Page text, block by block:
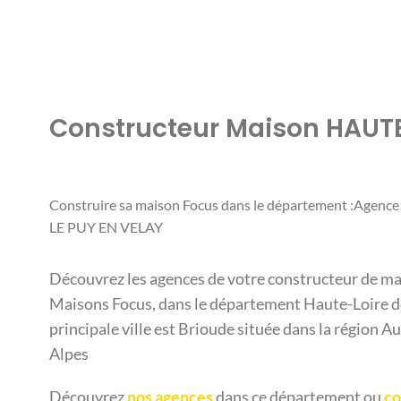
Constructeur Maison
Construire sa maison Focus dans le département
LE PUY EN VELAY
Découvrez les agences de votre constructeur de
Maisons Focus, dans le département Haute-Loire
principale ville est Brioude située dans la région
Alpes
Découvreznos agencesdans ce département ou